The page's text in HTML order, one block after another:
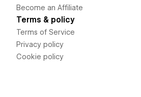
Become an Affiliate
Terms & policy
Terms of Service
Privacy policy
Cookie policy